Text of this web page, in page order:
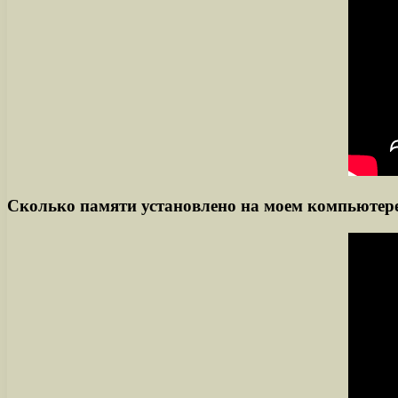
Сколько памяти установлено на моем